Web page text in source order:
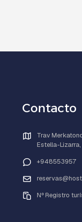
Contacto
Trav
Estella-
+948553957
Nº Registro